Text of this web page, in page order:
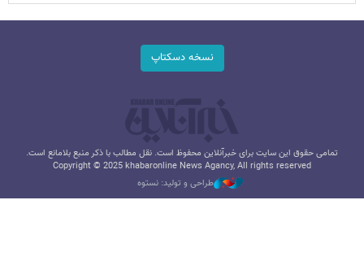
نسخه دسکتاپ
تمامی حقوق این سایت برای خبرآنلاین محفوظ است. نقل مطالب با ذکر منبع بلامانع است.
Copyright © 2025 khabaronline News Agancy, All rights reserved
طراحی و تولید: نستوه